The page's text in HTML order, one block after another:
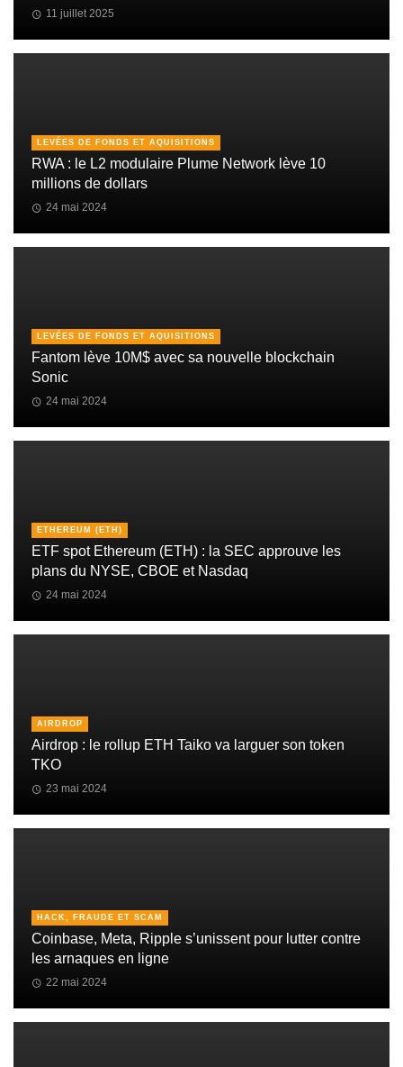
11 juillet 2025
LEVÉES DE FONDS ET AQUISITIONS
RWA : le L2 modulaire Plume Network lève 10
millions de dollars
24 mai 2024
LEVÉES DE FONDS ET AQUISITIONS
Fantom lève 10M$ avec sa nouvelle blockchain
Sonic
24 mai 2024
ETHEREUM (ETH)
ETF spot Ethereum (ETH) : la SEC approuve les
plans du NYSE, CBOE et Nasdaq
24 mai 2024
AIRDROP
Airdrop : le rollup ETH Taiko va larguer son token
TKO
23 mai 2024
HACK, FRAUDE ET SCAM
Coinbase, Meta, Ripple s’unissent pour lutter contre
les arnaques en ligne
22 mai 2024